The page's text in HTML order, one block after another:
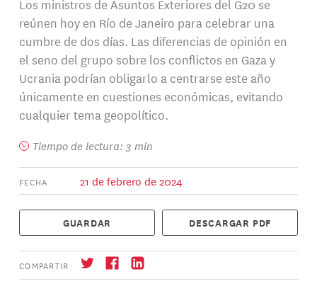
Los ministros de Asuntos Exteriores del G20 se
reúnen hoy en Río de Janeiro para celebrar una
cumbre de dos días. Las diferencias de opinión en
el seno del grupo sobre los conflictos en Gaza y
Ucrania podrían obligarlo a centrarse este año
únicamente en cuestiones económicas, evitando
cualquier tema geopolítico.
Tiempo de lectura: 3 min
FECHA 21 de febrero de 2024
GUARDAR DESCARGAR PDF
COMPARTIR